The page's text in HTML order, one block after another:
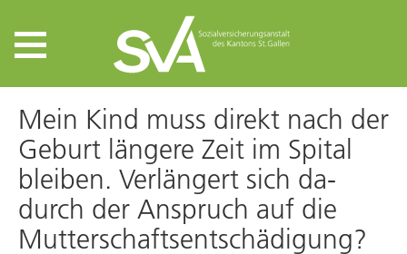
Mein Kind muss direkt nach der
Geburt längere Zeit im Spital
bleiben. Verlängert sich da­
durch der An­spruch auf die
Mutter­schafts­ent­schädigung?